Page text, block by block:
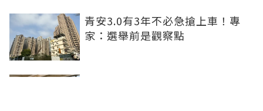
青安3.0有3年不必急搶上車！專
家：選舉前是觀察點